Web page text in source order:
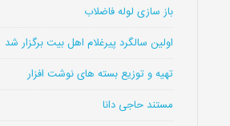
باز سازی لوله فاضلاب
اولین سالگرد پیرغلام اهل بیت برگزار شد
تهیه و توزیع بسته های نوشت افزار
مستند حاجی دانا